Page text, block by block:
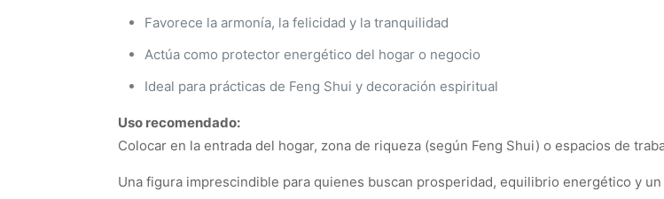
Favorece la armonía, la felicidad y la tranquilidad
Actúa como protector energético del hogar o negocio
Ideal para prácticas de Feng Shui y decoración espiritual
Uso recomendado:
Colocar en la entrada del hogar, zona de riqueza (según Feng Shui) o espacios de
Una figura imprescindible para quienes buscan prosperidad, equilibrio energético y